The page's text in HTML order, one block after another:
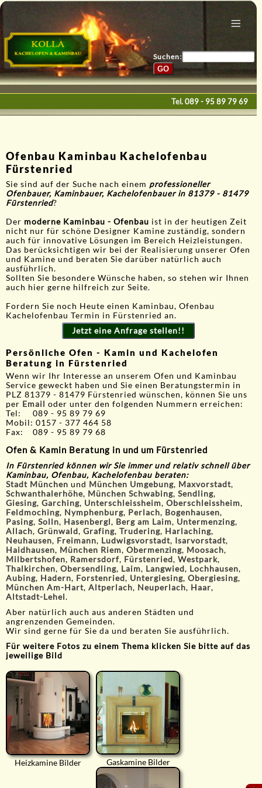
Menu
Bau & Design
Galerie
Service
Suchen:
Tel.089 - 95 89 79 69
Ofenbau Kaminbau Kachelofenbau
Fürstenried
Sie sind auf der Suche nach einem professioneller
Ofenbauer, Kaminbauer, Kachelofenbauer in 81379 - 81479
Fürstenried?
Der moderne Kaminbau - Ofenbau ist in der heutigen Zeit
nicht nur für schöne Designer Kamine zuständig, sondern
auch für innovative Lösungen im Bereich Heizleistungen.
Das berücksichtigen wir bei der Realisierung unserer Ofen
und Kamine und beraten Sie darüber natürlich auch
ausführlich.
Sollten Sie besondere Wünsche haben, so stehen wir Ihnen
auch hier gerne hilfreich zur Seite.
Fordern Sie noch Heute einen Kaminbau, Ofenbau
Kachelofenbau Termin in Fürstenried an.
Jetzt eine Anfrage stellen!!
Persönliche Ofen - Kamin und Kachelofen
Beratung in Fürstenried
Wenn wir Ihr Interesse an unserem Ofen und Kaminbau
Service geweckt haben und Sie einen Beratungstermin in
PLZ 81379 - 81479 Fürstenried wünschen, können Sie uns
per Email oder unter den folgenden Nummern erreichen:
Tel: 089 - 95 89 79 69
Mobil: 0157 - 377 464 58
Fax: 089 - 95 89 79 68
Ofen & Kamin Beratung in und um Fürstenried
In Fürstenried können wir Sie immer und relativ schnell über
Kaminbau, Ofenbau, Kachelofenbau beraten:
Stadt München und München Umgebung, Maxvorstadt,
Schwanthalerhöhe, München Schwabing, Sendling,
Giesing, Garching, Unterschleissheim, Oberschleissheim,
Feldmoching, Nymphenburg, Perlach, Bogenhausen,
Pasing, Solln, Hasenbergl, Berg am Laim, Untermenzing,
Allach, Grünwald, Grafing, Trudering, Harlaching,
Neuhausen, Freimann, Ludwigsvorstadt, Isarvorstadt,
Haidhausen, München Riem, Obermenzing, Moosach,
Milbertshofen, Ramersdorf, Fürstenried, Westpark,
Thalkirchen, Obersendling, Laim, Langwied, Lochhausen,
Aubing, Hadern, Forstenried, Untergiesing, Obergiesing,
München Am-Hart, Altperlach, Neuperlach, Haar,
Altstadt-Lehel.
Aber natürlich auch aus anderen Städten und
angrenzenden Gemeinden.
Wir sind gerne für Sie da und beraten Sie ausführlich.
Für weitere Fotos zu einem Thema klicken Sie bitte auf das
jeweilige Bild
Heizkamine Bilder Gaskamine Bilder